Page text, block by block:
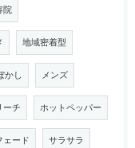
院
地域密着型
かし メンズ
ーチ ホットペッパー
ェード サラサラ